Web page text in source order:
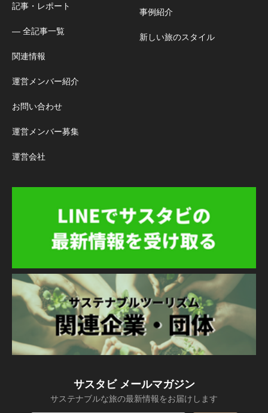
記事・レポート
― 全記事一覧
関連情報
運営メンバー紹介
お問い合わせ
運営メンバー募集
運営会社
事例紹介
新しい旅のスタイル
サスタビ メールマガジン
サステナブルな旅の最新情報をお届けします